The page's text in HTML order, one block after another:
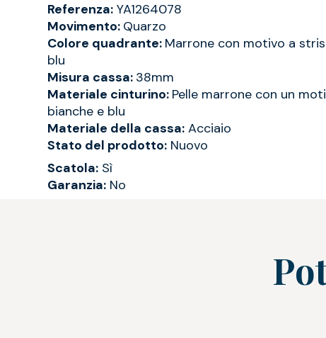
Referenza: YA1264078
Movimento: Quarzo
Colore quadrante: Marrone con motivo a
blu
Misura cassa: 38mm
Materiale cinturino: Pelle marrone con un
bianche e blu
Materiale della cassa: Acciaio
Stato del prodotto: Nuovo
Scatola: Sì
Garanzia: No